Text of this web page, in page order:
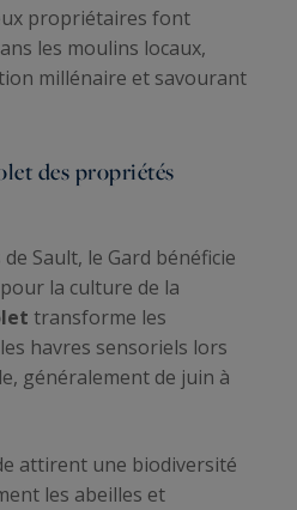
propriétaires font
les moulins locaux,
millénaire et savourant
des propriétés
Sault, le Gard bénéficie
la culture de la
transforme les
havres sensoriels lors
généralement de juin à
attirent une biodiversité
les abeilles et